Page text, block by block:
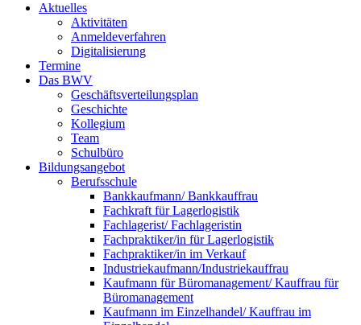
Aktuelles
Aktivitäten
Anmeldeverfahren
Digitalisierung
Termine
Das BWV
Geschäftsverteilungsplan
Geschichte
Kollegium
Team
Schulbüro
Bildungsangebot
Berufsschule
Bankkaufmann/ Bankkauffrau
Fachkraft für Lagerlogistik
Fachlagerist/ Fachlageristin
Fachpraktiker/in für Lagerlogistik
Fachpraktiker/in im Verkauf
Industriekaufmann/Industriekauffrau
Kaufmann für Büromanagement/ Kauffrau für
Büromanagement
Kaufmann im Einzelhandel/ Kauffrau im